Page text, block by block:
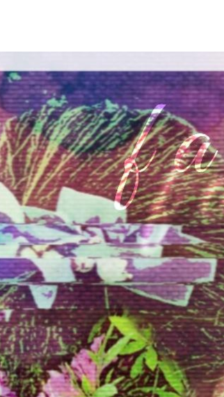
テ
ィ
ス
ト
F
I
I
D
の
ヒ
ッ
プ
ホ
ッ
プ
曲
紹
介
へ
の